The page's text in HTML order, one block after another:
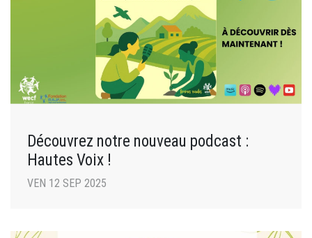
Découvrez notre nouveau podcast :
Hautes Voix !
VEN 12 SEP 2025